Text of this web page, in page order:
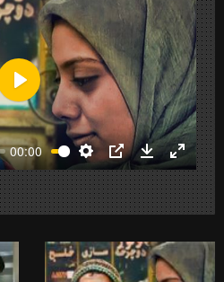
00:00
Settings
PIP Download
Enter
Play